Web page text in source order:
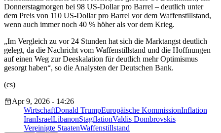
Donnerstagmorgen bei 98 US-Dollar pro Barrel – deutlich unter
dem Preis von 110 US-Dollar pro Barrel vor dem Waffenstillstand,
wenn auch immer noch 40 % höher als vor dem Krieg.
„Im Vergleich zu vor 24 Stunden hat sich die Marktangst deutlich
gelegt, da die Nachricht vom Waffenstillstand und die Hoffnungen
auf einen Weg zur Deeskalation für deutlich mehr Optimismus
gesorgt haben“, so die Analysten der Deutschen Bank.
(cs)
Apr 9, 2026 - 14:26
WirtschaftDonald TrumpEuropäische KommissionInflation
IranIsraelLibanonStagflationValdis Dombrovskis
Vereinigte StaatenWaffenstillstand